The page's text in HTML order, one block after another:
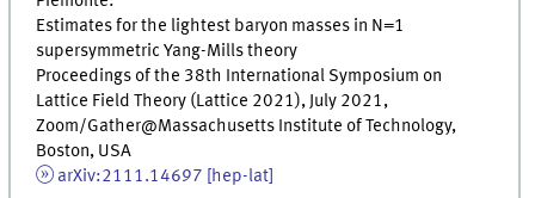
Estimates for the lightest baryon masses in N=1
supersymmetric Yang-Mills theory
Proceedings of the 38th International Symposium on
Lattice Field Theory (Lattice 2021), July 2021,
Zoom/Gather@Massachusetts Institute of Technology,
Boston, USA
arXiv:2111.14697 [hep-lat]